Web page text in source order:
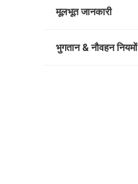
मूलभूत जानकारी
भुगतान & नौवहन नियमों